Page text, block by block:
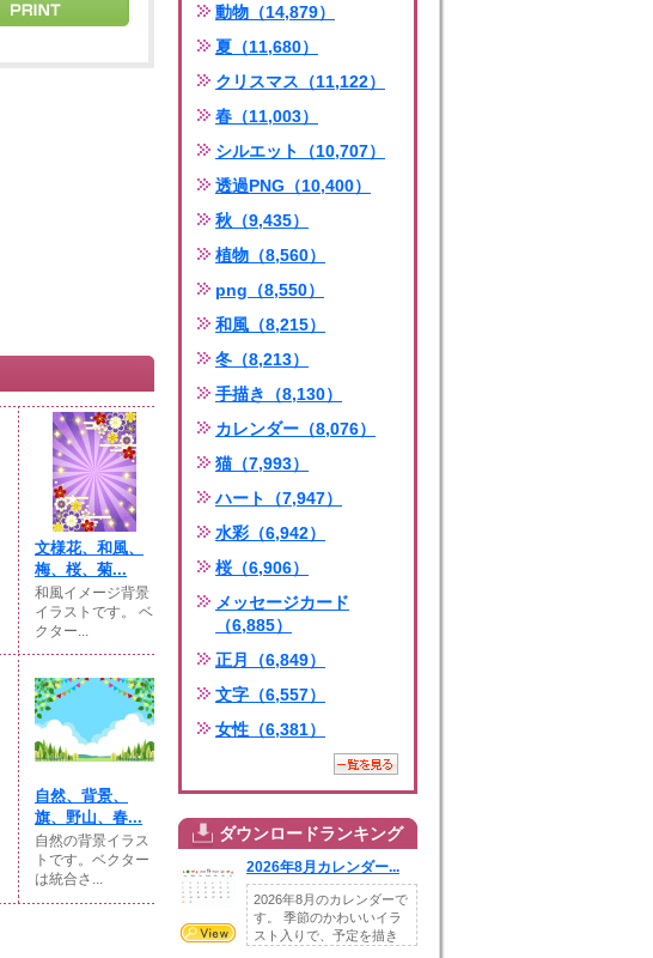
文様花、和風、
梅、桜、菊...
和風イメージ背景
イラストです。 ベ
クター...
自然、背景、
旗、野山、春...
自然の背景イラス
トです。ベクター
は統合さ...
動物（14,879）
夏（11,680）
クリスマス（11,122）
春（11,003）
シルエット（10,707）
透過PNG（10,400）
秋（9,435）
植物（8,560）
png（8,550）
和風（8,215）
冬（8,213）
手描き（8,130）
カレンダー（8,076）
猫（7,993）
ハート（7,947）
水彩（6,942）
桜（6,906）
メッセージカード
（6,885）
正月（6,849）
文字（6,557）
女性（6,381）
ダウンロードランキング
2026年8月カレンダー...
2026年8月のカレンダーで
す。 季節のかわいいイラ
スト入りで、予定を描き